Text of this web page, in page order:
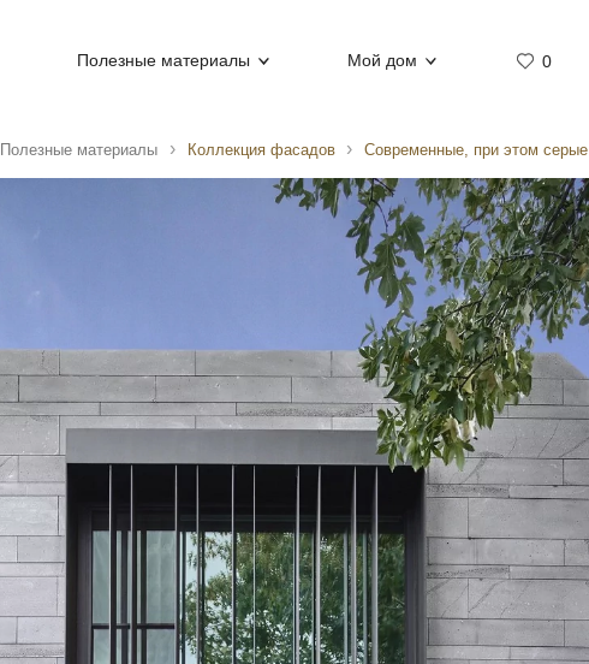
Полезные материалы Мой дом 0
Полезные материалы Коллекция фасадов Современные, при этом серые